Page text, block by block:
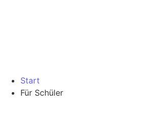
Start
Für Schüler